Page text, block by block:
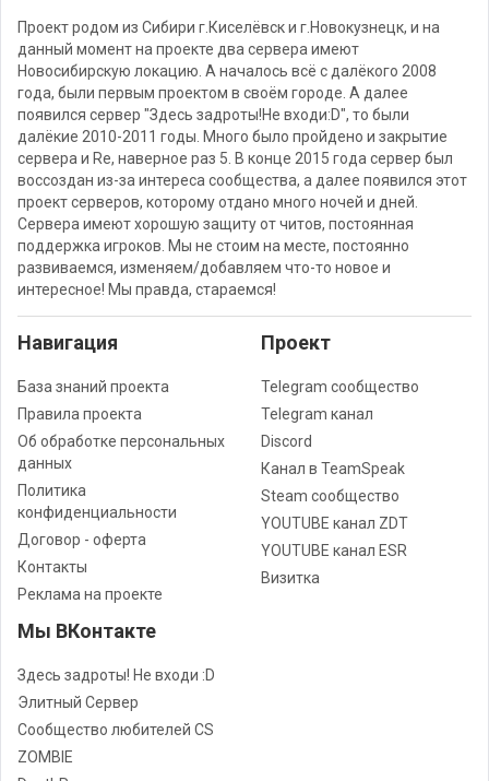
Проект родом из Сибири г.Киселёвск и г.Новокузнецк, и на
данный момент на проекте два сервера имеют
Новосибирскую локацию. А началось всё с далёкого 2008
года, были первым проектом в своём городе. А далее
появился сервер "Здесь задроты!Не входи:D", то были
далёкие 2010-2011 годы. Много было пройдено и закрытие
сервера и Re, наверное раз 5. В конце 2015 года сервер был
воссоздан из-за интереса сообщества, а далее появился этот
проект серверов, которому отдано много ночей и дней.
Сервера имеют хорошую защиту от читов, постоянная
поддержка игроков. Мы не стоим на месте, постоянно
развиваемся, изменяем/добавляем что-то новое и
интересное! Мы правда, стараемся!
Навигация
База знаний проекта
Правила проекта
Об обработке персональных
данных
Политика
конфиденциальности
Договор - оферта
Контакты
Реклама на проекте
Проект
Telegram сообщество
Telegram канал
Discord
Канал в TeamSpeak
Steam сообщество
YOUTUBE канал ZDT
YOUTUBE канал ESR
Визитка
Мы ВКонтакте
Здесь задроты! Не входи :D
Элитный Сервер
Сообщество любителей CS
ZOMBIE